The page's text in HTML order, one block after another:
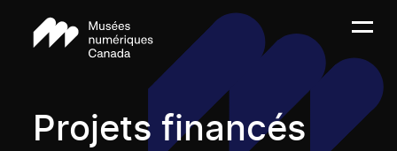
Projets financés